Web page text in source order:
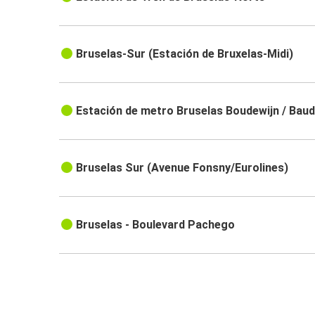
Bruselas-Sur (Estación de Bruxelas-Midi)
Estación de metro Bruselas Boudewijn /
Bruselas Sur (Avenue Fonsny/Eurolines)
Bruselas - Boulevard Pachego